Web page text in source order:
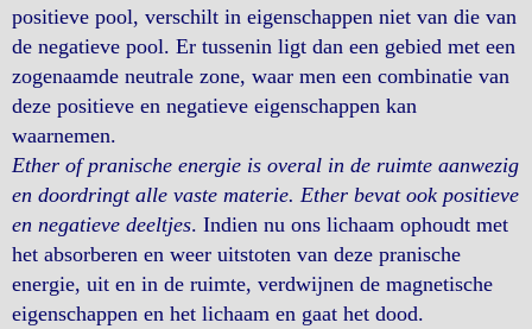
positieve pool, verschilt in eigenschappen niet van die van
de negatieve pool. Er tussenin ligt dan een gebied met een
zogenaamde neutrale zone, waar men een combinatie van
deze positieve en negatieve eigenschappen kan
waarnemen.
Ether of pranische energie is overal in de ruimte aanwezig
en doordringt alle vaste materie. Ether bevat ook positieve
en negatieve deeltjes. Indien nu ons lichaam ophoudt met
het absorberen en weer uitstoten van deze pranische
energie, uit en in de ruimte, verdwijnen de magnetische
eigenschappen en het lichaam en gaat het dood.